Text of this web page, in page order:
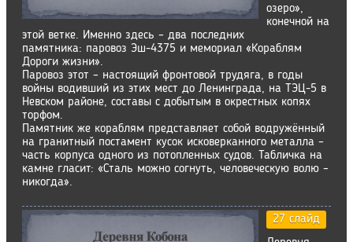
озеро»,
конечной на
этой ветке. Именно здесь – два последних
памятника: паровоз Эш-4375 и мемориал «Кораблям
Дороги жизни».
Паровоз этот – настоящий фронтовой трудяга, в годы
войны водивший из этих мест до Ленинграда, на ТЭЦ-5 в
Невском районе, составы с добытым в окрестных копях
торфом.
Памятник же кораблям представляет собой водружённый
на гранитный постамент кусок исковерканного металла –
часть корпуса одного из потопленных судов. Табличка на
камне гласит: «Сталь можно согнуть, человеческую волю –
никогда».
27 слайд